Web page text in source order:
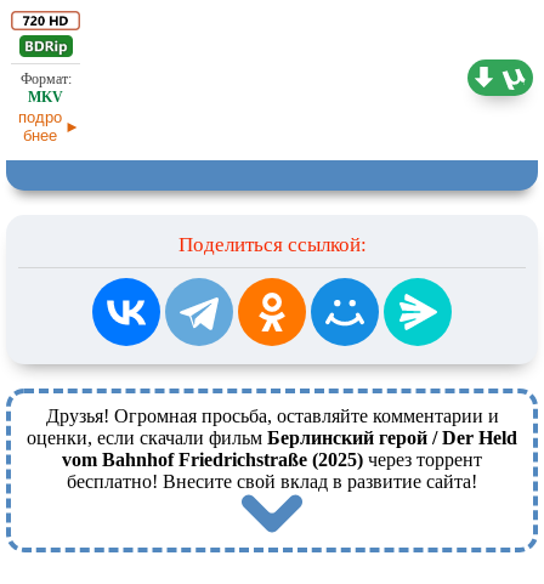
подро
бнее
Поделиться ссылкой:
Друзья! Огромная просьба, оставляйте комментарии и
оценки, если скачали фильм Берлинский герой / Der Held
vom Bahnhof Friedrichstraße (2025) через торрент
бесплатно! Внесите свой вклад в развитие сайта!